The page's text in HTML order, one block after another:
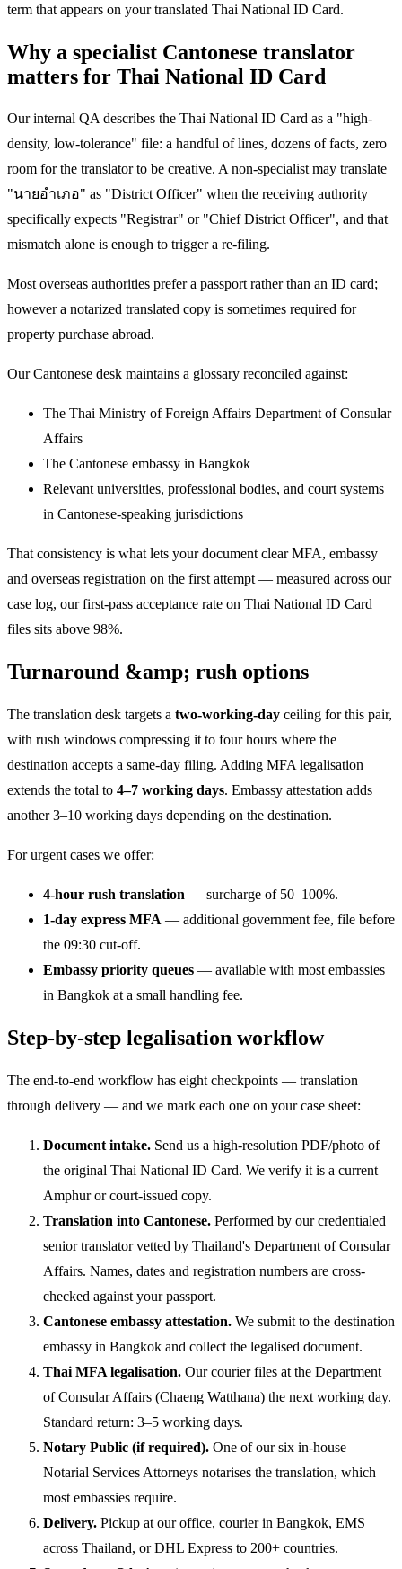
term that appears on your translated Thai National ID Card.
Why a specialist Cantonese translator
matters for Thai National ID Card
Our internal QA describes the Thai National ID Card as a "high-
density, low-tolerance" file: a handful of lines, dozens of facts, zero
room for the translator to be creative. A non-specialist may translate
"นายอำเภอ" as "District Officer" when the receiving authority
specifically expects "Registrar" or "Chief District Officer", and that
mismatch alone is enough to trigger a re-filing.
Most overseas authorities prefer a passport rather than an ID card;
however a notarized translated copy is sometimes required for
property purchase abroad.
Our Cantonese desk maintains a glossary reconciled against:
The Thai Ministry of Foreign Affairs Department of Consular
Affairs
The Cantonese embassy in Bangkok
Relevant universities, professional bodies, and court systems
in Cantonese-speaking jurisdictions
That consistency is what lets your document clear MFA, embassy
and overseas registration on the first attempt — measured across our
case log, our first-pass acceptance rate on Thai National ID Card
files sits above 98%.
Turnaround &amp; rush options
The translation desk targets a two-working-day ceiling for this pair,
with rush windows compressing it to four hours where the
destination accepts a same-day filing. Adding MFA legalisation
extends the total to 4–7 working days. Embassy attestation adds
another 3–10 working days depending on the destination.
For urgent cases we offer:
4-hour rush translation — surcharge of 50–100%.
1-day express MFA — additional government fee, file before
the 09:30 cut-off.
Embassy priority queues — available with most embassies
in Bangkok at a small handling fee.
Step-by-step legalisation workflow
The end-to-end workflow has eight checkpoints — translation
through delivery — and we mark each one on your case sheet:
Document intake. Send us a high-resolution PDF/photo of
the original Thai National ID Card. We verify it is a current
Amphur or court-issued copy.
Translation into Cantonese. Performed by our credentialed
senior translator vetted by Thailand's Department of Consular
Affairs. Names, dates and registration numbers are cross-
checked against your passport.
Cantonese embassy attestation. We submit to the destination
embassy in Bangkok and collect the legalised document.
Thai MFA legalisation. Our courier files at the Department
of Consular Affairs (Chaeng Watthana) the next working day.
Standard return: 3–5 working days.
Notary Public (if required). One of our six in-house
Notarial Services Attorneys notarises the translation, which
most embassies require.
Delivery. Pickup at our office, courier in Bangkok, EMS
across Thailand, or DHL Express to 200+ countries.